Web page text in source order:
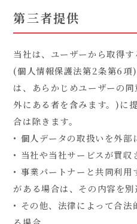
第三者提供
当社は、ユーザーから取得
(個人情報保護法第2条第6項
は、あらかじめユーザーの
外にある者を含みます。)に
合は除きます。
• 個人データの取扱いを外部
• 当社や当社サービスが買収
• 事業パートナーと共同利
がある場合は、その内容を
• その他、法律によって合